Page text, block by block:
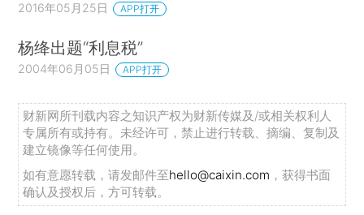
2016年05月25日 APP打开
杨绛出题“利息税”
2004年06月05日 APP打开
财新网所刊载内容之知识产权为财新传媒及/或相关权利人
专属所有或持有。未经许可，禁止进行转载、摘编、复制及
建立镜像等任何使用。
如有意愿转载，请发邮件至hello@caixin.com ，获得书面
确认及授权后，方可转载。